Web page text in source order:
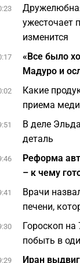
ужесточает
изменится
«Все было
Мадуро и
Какие
приема
В деле
деталь
Реформа
– к чему
Врачи
печени,
Гороскоп на
побыть в
Иран